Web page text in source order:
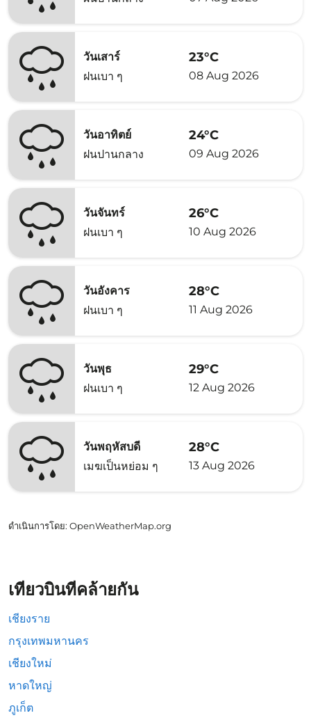
วันเสาร์
ฝนเบา ๆ
23°C
08 Aug 2026
วันอาทิตย์
ฝนปานกลาง
24°C
09 Aug 2026
วันจันทร์
ฝนเบา ๆ
26°C
10 Aug 2026
วันอังคาร
ฝนเบา ๆ
28°C
11 Aug 2026
วันพุธ
ฝนเบา ๆ
29°C
12 Aug 2026
วันพฤหัสบดี
เมฆเป็นหย่อม ๆ
28°C
13 Aug 2026
ดำเนินการโดย: OpenWeatherMap.org
เที่ยวบินที่คล้ายกัน
เชียงราย
กรุงเทพมหานคร
เชียงใหม่
หาดใหญ่
ภูเก็ต